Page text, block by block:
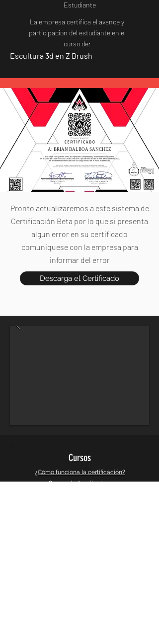
Estudiante
La empresa certifica el avance y
participacion del estudiante en el
curso de:
Escultura 3d en Z Brush
A: BRIAN BALBOA SANCHEZ
Por haber concluido en forma de "Aprobado" completando y avanzando exitosamente
en el curso de "DISEÑO 3D CON BLENDER", que se llevó a cabo el mes de Octubre del 2022,
se extiende este certificado con una carga horaria de 16 horas académicas.
Pronto actualizaremos a este sistema de
Certificación Beta por lo que si presenta
algun error en su certificado
comuniquese con la empresa para
informar del error
Descarga el Certificado
Cursos
¿Cómo funciona la certificación?
Cursos de Arquitectura